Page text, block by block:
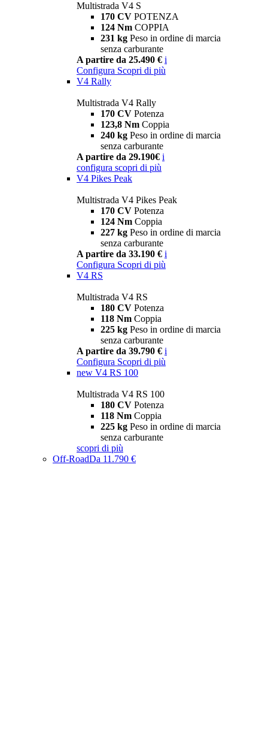
Multistrada V4 S
170 CV POTENZA
124 Nm COPPIA
231 kg Peso in ordine di marcia
senza carburante
A partire da 25.490 € i
Configura Scopri di più
V4 Rally
Multistrada V4 Rally
170 CV Potenza
123,8 Nm Coppia
240 kg Peso in ordine di marcia
senza carburante
A partire da 29.190€ i
configura scopri di più
V4 Pikes Peak
Multistrada V4 Pikes Peak
170 CV Potenza
124 Nm Coppia
227 kg Peso in ordine di marcia
senza carburante
A partire da 33.190 € i
Configura Scopri di più
V4 RS
Multistrada V4 RS
180 CV Potenza
118 Nm Coppia
225 kg Peso in ordine di marcia
senza carburante
A partire da 39.790 € i
Configura Scopri di più
new V4 RS 100
Multistrada V4 RS 100
180 CV Potenza
118 Nm Coppia
225 kg Peso in ordine di marcia
senza carburante
scopri di più
Off-RoadDa 11.790 €